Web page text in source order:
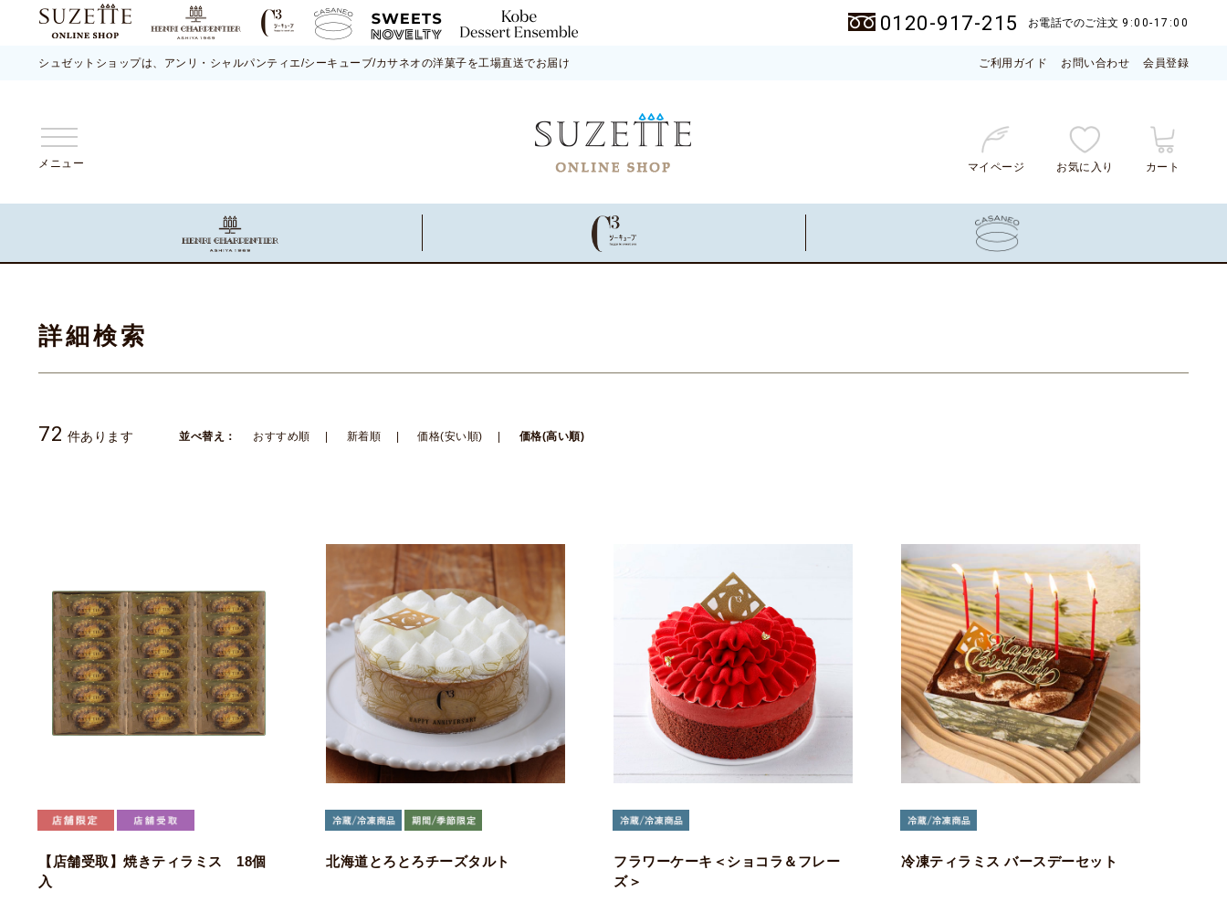
0120-917-215 お電話でのご注文 9:00-17:00
シュゼットショップは、アンリ・シャルパンティエ/シーキューブ/カサネオの洋菓子を工場直送でお届け ご利用ガイド お問い合わせ 会員登録
メニュー マイページ お気に入り カート
詳細検索
72 件あります 並べ替え： おすすめ順 新着順 価格(安い順) 価格(高い順)
【店舗受取】焼きティラミス 18個
入
北海道とろとろチーズタルト
フラワーケーキ＜ショコラ＆フレー
ズ＞
冷凍ティラミス バースデーセット